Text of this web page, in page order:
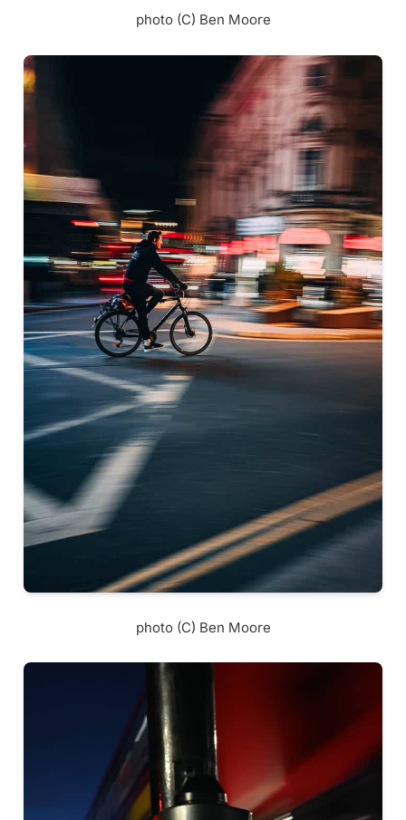
photo (C) Ben Moore
photo (C) Ben Moore